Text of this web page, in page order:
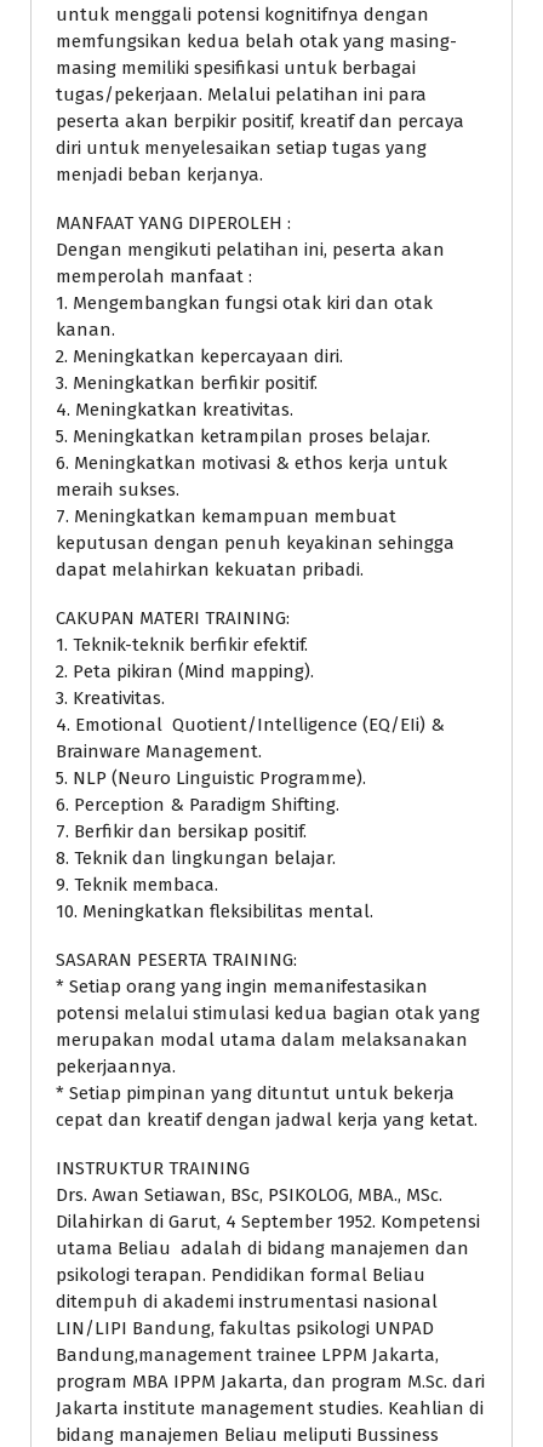
untuk menggali potensi kognitifnya dengan
memfungsikan kedua belah otak yang masing-
masing memiliki spesifikasi untuk berbagai
tugas/pekerjaan. Melalui pelatihan ini para
peserta akan berpikir positif, kreatif dan percaya
diri untuk menyelesaikan setiap tugas yang
menjadi beban kerjanya.
MANFAAT YANG DIPEROLEH :
Dengan mengikuti pelatihan ini, peserta akan
memperolah manfaat :
1. Mengembangkan fungsi otak kiri dan otak
kanan.
2. Meningkatkan kepercayaan diri.
3. Meningkatkan berfikir positif.
4. Meningkatkan kreativitas.
5. Meningkatkan ketrampilan proses belajar.
6. Meningkatkan motivasi & ethos kerja untuk
meraih sukses.
7. Meningkatkan kemampuan membuat
keputusan dengan penuh keyakinan sehingga
dapat melahirkan kekuatan pribadi.
CAKUPAN MATERI TRAINING:
1. Teknik-teknik berfikir efektif.
2. Peta pikiran (Mind mapping).
3. Kreativitas.
4. Emotional Quotient/Intelligence (EQ/EIi) &
Brainware Management.
5. NLP (Neuro Linguistic Programme).
6. Perception & Paradigm Shifting.
7. Berfikir dan bersikap positif.
8. Teknik dan lingkungan belajar.
9. Teknik membaca.
10. Meningkatkan fleksibilitas mental.
SASARAN PESERTA TRAINING:
* Setiap orang yang ingin memanifestasikan
potensi melalui stimulasi kedua bagian otak yang
merupakan modal utama dalam melaksanakan
pekerjaannya.
* Setiap pimpinan yang dituntut untuk bekerja
cepat dan kreatif dengan jadwal kerja yang ketat.
INSTRUKTUR TRAINING
Drs. Awan Setiawan, BSc, PSIKOLOG, MBA., MSc.
Dilahirkan di Garut, 4 September 1952. Kompetensi
utama Beliau adalah di bidang manajemen dan
psikologi terapan. Pendidikan formal Beliau
ditempuh di akademi instrumentasi nasional
LIN/LIPI Bandung, fakultas psikologi UNPAD
Bandung,management trainee LPPM Jakarta,
program MBA IPPM Jakarta, dan program M.Sc. dari
Jakarta institute management studies. Keahlian di
bidang manajemen Beliau meliputi Bussiness